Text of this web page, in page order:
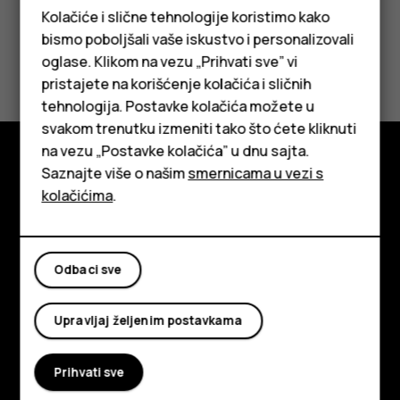
Pametni telefoni
Klasični telefoni
Tableti
Da li vam je ovo bilo korisno?
Da Ne
Istražite
Planet and people
Podrška
FacebookInstagram
TiktokYoutubeLinkedinDiscord
Kolačiće i slične tehnologije koristimo kako
bismo poboljšali vaše iskustvo i personalizovali
oglase. Klikom na vezu „Prihvati sve” vi
pristajete na korišćenje kolačića i sličnih
tehnologija. Postavke kolačića možete u
svakom trenutku izmeniti tako što ćete kliknuti
na vezu „Postavke kolačića” u dnu sajta.
Saznajte više o našimsmernicama u vezi s
kolačićima.
Odbaci sve
Upravljaj željenim postavkama
Prihvati sve